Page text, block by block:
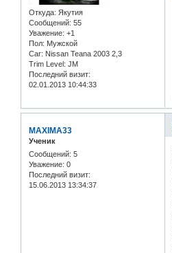
Откуда: Якутия
Сообщений: 55
Уважение: +1
Пол: Мужской
Car: Nissan Teana 2003 2,3
Trim Level: JM
Последний визит:
02.01.2013 10:44:33
MAXIMA33
Ученик
Сообщений: 5
Уважение: 0
Последний визит:
15.06.2013 13:34:37